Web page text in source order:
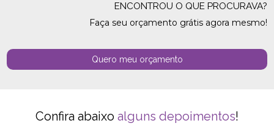
ENCONTROU O QUE PROCURAVA?
Faça seu orçamento grátis agora mesmo!
Quero meu orçamento
Confira abaixo alguns depoimentos!